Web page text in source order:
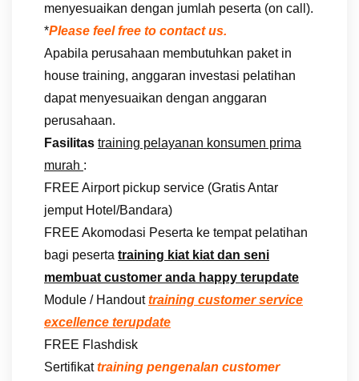
menyesuaikan dengan jumlah peserta (on call).
*Please feel free to contact us.
Apabila perusahaan membutuhkan paket in
house training, anggaran investasi pelatihan
dapat menyesuaikan dengan anggaran
perusahaan.
Fasilitas training pelayanan konsumen prima
murah :
FREE Airport pickup service (Gratis Antar
jemput Hotel/Bandara)
FREE Akomodasi Peserta ke tempat pelatihan
bagi peserta training kiat kiat dan seni
membuat customer anda happy terupdate
Module / Handouttraining customer service
excellence terupdate
FREE Flashdisk
Sertifikattraining pengenalan customer